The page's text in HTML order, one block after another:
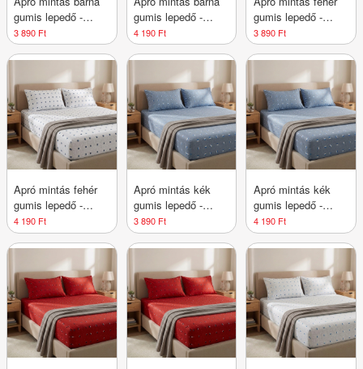
gumis lepedő -
160x200 cm
3 890 Ft
gumis lepedő -
180x200 cm
4 190 Ft
gumis lepedő -
160x200 cm
3 890 Ft
Apró mintás fehér
gumis lepedő -
180x200 cm
4 190 Ft
Apró mintás kék
gumis lepedő -
160x200 cm
3 890 Ft
Apró mintás kék
gumis lepedő -
180x200 cm
4 190 Ft